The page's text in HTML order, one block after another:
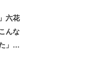
六花
んな
」